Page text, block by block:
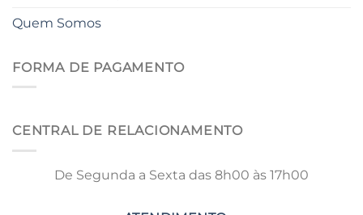
Quem Somos
FORMA DE PAGAMENTO
CENTRAL DE RELACIONAMENTO
De Segunda a Sexta das 8h00 às 17h00